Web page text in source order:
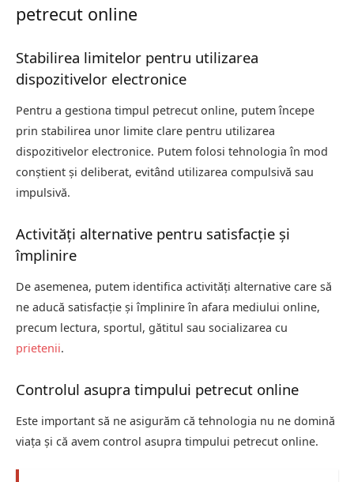
petrecut online
Stabilirea limitelor pentru utilizarea
dispozitivelor electronice
Pentru a gestiona timpul petrecut online, putem începe
prin stabilirea unor limite clare pentru utilizarea
dispozitivelor electronice. Putem folosi tehnologia în mod
conștient și deliberat, evitând utilizarea compulsivă sau
impulsivă.
Activități alternative pentru satisfacție și
împlinire
De asemenea, putem identifica activități alternative care să
ne aducă satisfacție și împlinire în afara mediului online,
precum lectura, sportul, gătitul sau socializarea cu
prietenii.
Controlul asupra timpului petrecut online
Este important să ne asigurăm că tehnologia nu ne domină
viața și că avem control asupra timpului petrecut online.